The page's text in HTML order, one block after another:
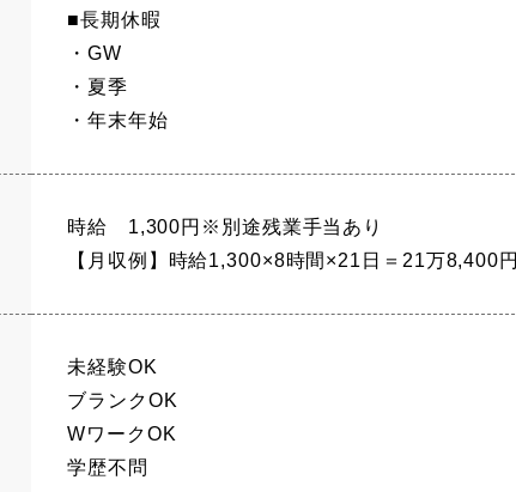
■長期休暇
・GW
・夏季
・年末年始
時給 1,300円※別途残業手当あり
【月収例】時給1,300×8時間×21日＝21万8,400円
未経験OK
ブランクOK
WワークOK
学歴不問